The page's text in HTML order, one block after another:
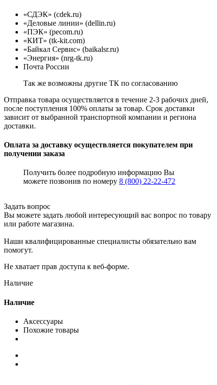
«СДЭК» (cdek.ru)
«Деловые линии» (dellin.ru)
«ПЭК» (pecom.ru)
«КИТ» (tk-kit.com)
«Байкал Сервис» (baikalsr.ru)
«Энергия» (nrg-tk.ru)
Почта России
Так же возможны другие ТК по согласованию
Отправка товара осуществляется в течение 2-3 рабочих дней,
после поступления 100% оплаты за товар. Срок доставки
зависит от выбранной транспортной компании и региона
доставки.
Оплата за доставку осуществляется покупателем при
получении заказа
Получить более подробную информацию Вы
можете позвонив по номеру 8 (800) 22-22-472
Задать вопрос
Вы можете задать любой интересующий вас вопрос по товару
или работе магазина.
Наши квалифицированные специалисты обязательно вам
помогут.
Не хватает прав доступа к веб-форме.
Наличие
Наличие
Аксессуары
Похожие товары